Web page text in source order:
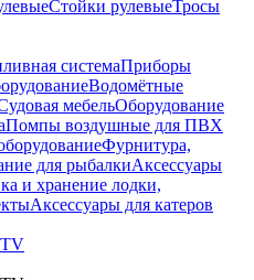
Стойки рулевыеТросы
системаПриборы
Водомётные
мебельОборудование
Помпы воздушные для ПВХ
Фурнитура,
для рыбалкиАксессуары
и хранение лодки,
Аксессуары для катеров